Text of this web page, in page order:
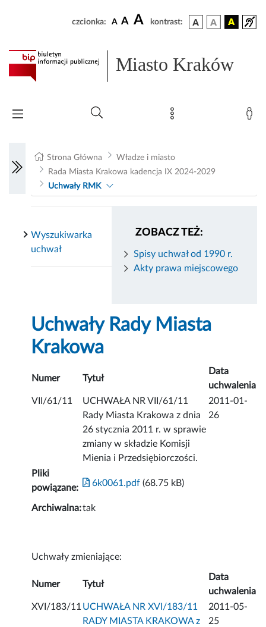
czcionka: A A A kontrast:
Miasto Kraków
Strona Główna
Władze i miasto
Rada Miasta Krakowa kadencja IX 2024-2029
Uchwały RMK
ZOBACZ TEŻ:
Spisy uchwał od 1990 r.
Akty prawa miejscowego
Wyszukiwarka
uchwał
Uchwały Rady Miasta
Krakowa
Numer Tytuł
Data
uchwalenia
VII/61/11
UCHWAŁA NR VII/61/11
Rady Miasta Krakowa z dnia
26 stycznia 2011 r. w sprawie
zmiany w składzie Komisji
Mienia i Przedsiębiorczości.
2011-01-
26
Pliki
powiązane:
6k0061.pdf (68.75 kB)
Archiwalna:tak
Uchwały zmieniające:
Numer Tytuł
Data
uchwalenia
XVI/183/11 UCHWAŁA NR XVI/183/11
RADY MIASTA KRAKOWA z
2011-05-
25